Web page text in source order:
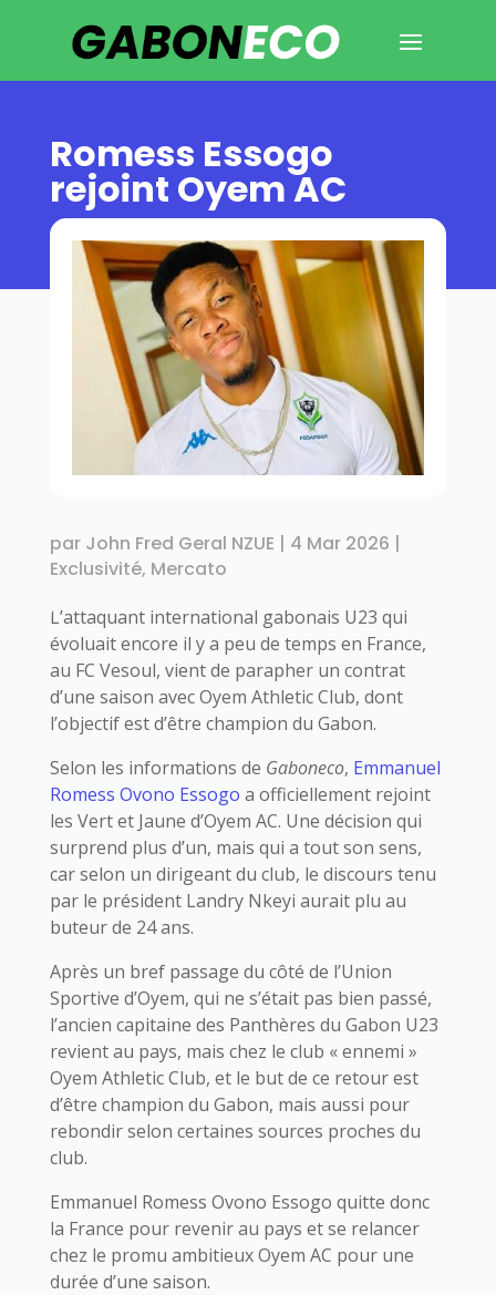
Romess Essogo
rejoint Oyem AC
par John Fred Geral NZUE | 4 Mar 2026 |
Exclusivité, Mercato
L’attaquant international gabonais U23 qui
évoluait encore il y a peu de temps en France,
au FC Vesoul, vient de parapher un contrat
d’une saison avec Oyem Athletic Club, dont
l’objectif est d’être champion du Gabon.
Selon les informations de Gaboneco, Emmanuel
Romess Ovono Essogo a officiellement rejoint
les Vert et Jaune d’Oyem AC. Une décision qui
surprend plus d’un, mais qui a tout son sens,
car selon un dirigeant du club, le discours tenu
par le président Landry Nkeyi aurait plu au
buteur de 24 ans.
Après un bref passage du côté de l’Union
Sportive d’Oyem, qui ne s’était pas bien passé,
l’ancien capitaine des Panthères du Gabon U23
revient au pays, mais chez le club « ennemi »
Oyem Athletic Club, et le but de ce retour est
d’être champion du Gabon, mais aussi pour
rebondir selon certaines sources proches du
club.
Emmanuel Romess Ovono Essogo quitte donc
la France pour revenir au pays et se relancer
chez le promu ambitieux Oyem AC pour une
durée d’une saison.